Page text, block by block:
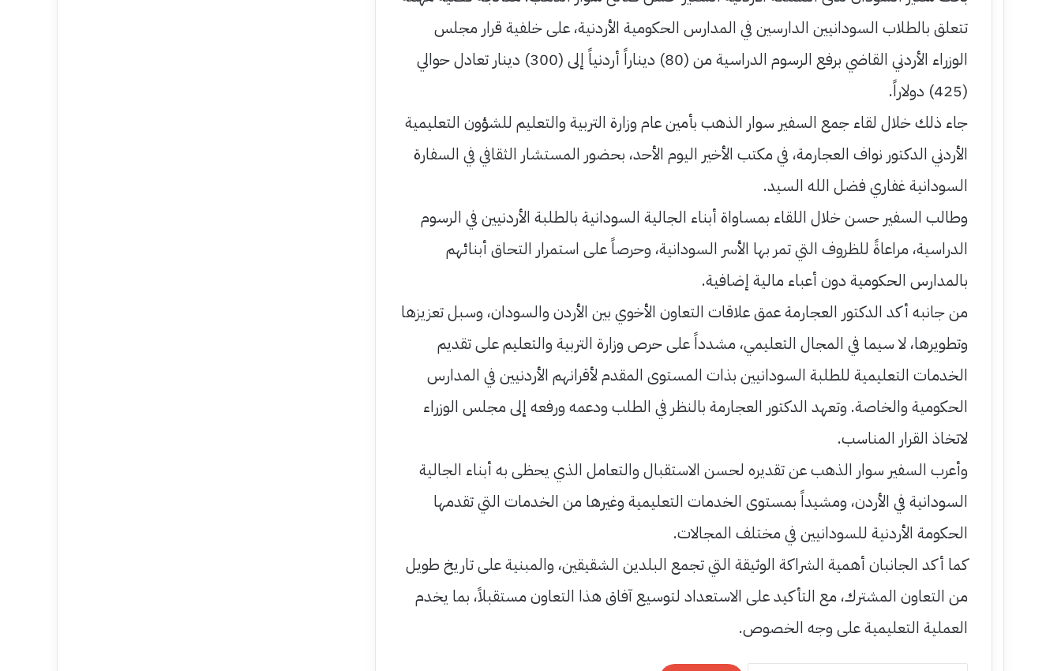
تتعلق بالطلاب السودانيين الدارسين في المدارس الحكومية الأردنية، على خلفية قرار مجلس
الوزراء الأردني القاضي برفع الرسوم الدراسية من (80) ديناراً أردنياً إلى (300) دينار تعادل حوالي
(425) دولاراً.
جاء ذلك خلال لقاء جمع السفير سوار الذهب بأمين عام وزارة التربية والتعليم للشؤون التعليمية
الأردني الدكتور نواف العجارمة، في مكتب الأخير اليوم الأحد، بحضور المستشار الثقافي في السفارة
السودانية غفاري فضل الله السيد.
وطالب السفير حسن خلال اللقاء بمساواة أبناء الجالية السودانية بالطلبة الأردنيين في الرسوم
الدراسية، مراعاةً للظروف التي تمر بها الأسر السودانية، وحرصاً على استمرار التحاق أبنائهم
بالمدارس الحكومية دون أعباء مالية إضافية.
من جانبه أكد الدكتور العجارمة عمق علاقات التعاون الأخوي بين الأردن والسودان، وسبل تعزيزها
وتطويرها، لا سيما في المجال التعليمي، مشدداً على حرص وزارة التربية والتعليم على تقديم
الخدمات التعليمية للطلبة السودانيين بذات المستوى المقدم لأقرانهم الأردنيين في المدارس
الحكومية والخاصة. وتعهد الدكتور العجارمة بالنظر في الطلب ودعمه ورفعه إلى مجلس الوزراء
لاتخاذ القرار المناسب.
وأعرب السفير سوار الذهب عن تقديره لحسن الاستقبال والتعامل الذي يحظى به أبناء الجالية
السودانية في الأردن، ومشيداً بمستوى الخدمات التعليمية وغيرها من الخدمات التي تقدمها
الحكومة الأردنية للسودانيين في مختلف المجالات.
كما أكد الجانبان أهمية الشراكة الوثيقة التي تجمع البلدين الشقيقين، والمبنية على تاريخ طويل
من التعاون المشترك، مع التأكيد على الاستعداد لتوسيع آفاق هذا التعاون مستقبلاً، بما يخدم
العملية التعليمية على وجه الخصوص.